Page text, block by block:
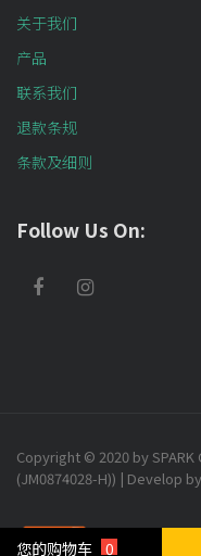
您的购物车 0
关于我们
产品
联系我们
退款条规
条款及细则
Follow Us On:
Copyright © 2020 by SPARK
(JM0874028-H)) | Develop by